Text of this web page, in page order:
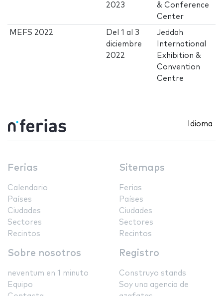
2023
& Conference
Center
MEFS 2022 Del1 al 3
diciembre
2022
Jeddah
International
Exhibition &
Convention
Centre
Idioma
Ferias
Calendario
Países
Ciudades
Sectores
Recintos
Sitemaps
Ferias
Países
Ciudades
Sectores
Recintos
Sobre nosotros
neventum en 1 minuto
Equipo
Registro
Construyo stands
Soy una agencia de